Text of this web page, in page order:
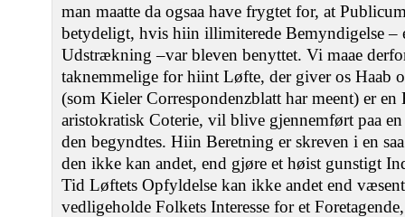
man maatte da ogsaa have frygtet for, at
betydeligt, hvis hiin illimiterede Bemyndigelse –
Udstrækning –var bleven benyttet. Vi maae
taknemmelige for hiint Løfte, der giver os Haab
(som Kieler Correspondenzblatt har meent) er
aristokratisk Coterie, vil blive gjennemført paa
den begyndtes. Hiin Beretning er skreven i en
den ikke kan andet, end gjøre et høist gunstigt
Tid Løftets Opfyldelse kan ikke andet end
vedligeholde Folkets Interesse for et